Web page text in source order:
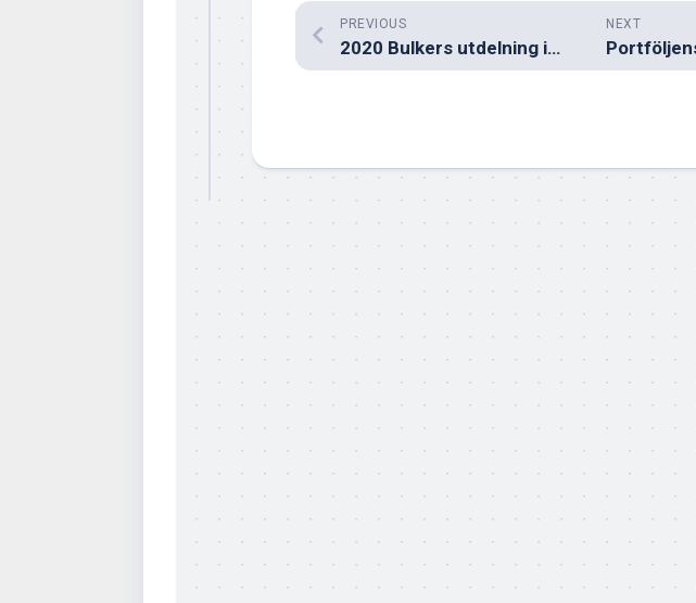
NEXT
PREVIOUS
2020 Bulkers utdelning i mars 2023